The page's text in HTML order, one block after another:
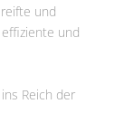
und
und
Reich der